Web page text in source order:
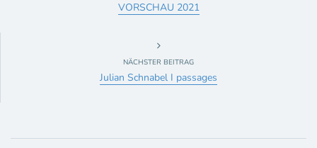
VORSCHAU 2021
NÄCHSTER BEITRAG
Julian Schnabel I passages